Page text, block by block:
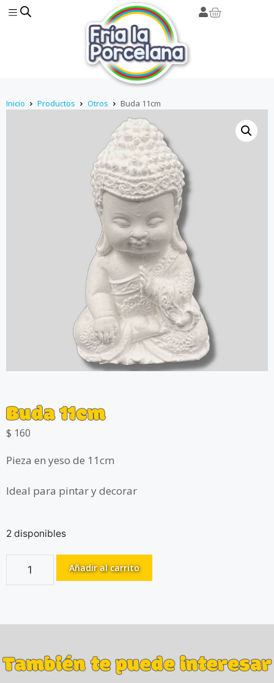
Inicio Productos Otros Buda 11cm
Buda 11cm
$ 160
Pieza en yeso de 11cm
Ideal para pintar y decorar
2 disponibles
Añadir al carrito
También te puede interesar